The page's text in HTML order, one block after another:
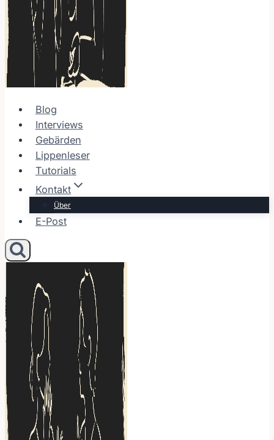
Blog
Interviews
Gebärden
Lippenleser
Tutorials
Kontakt
Über
E-Post